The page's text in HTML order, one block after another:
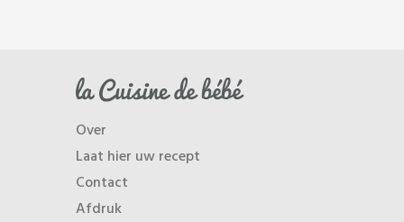
Over
Laat hier uw recept
Contact
Afdruk